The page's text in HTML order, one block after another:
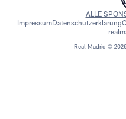
Real Madrid ©
ALLE
ImpressumDatenschutzerklärung